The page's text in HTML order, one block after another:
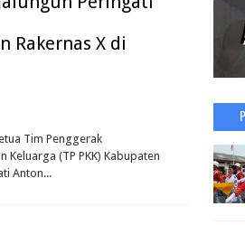
Rakernas X di
Tim Penggerak
Keluarga (TP PKK) Kabupaten
Anton...